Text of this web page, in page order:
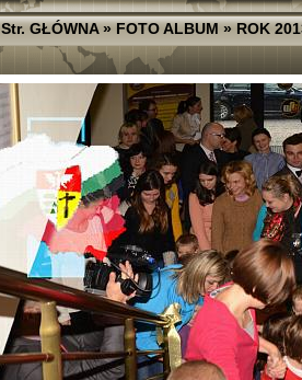
Str. GŁÓWNA»FOTO ALBUM»ROK